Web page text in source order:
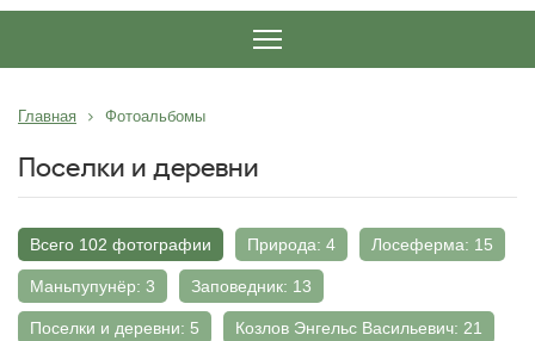
Главная Фотоальбомы
Поселки и деревни
Всего 102 фотографии Природа: 4 Лосеферма: 15
Маньпупунёр: 3 Заповедник: 13
Поселки и деревни: 5 Козлов Энгельс Васильевич: 21